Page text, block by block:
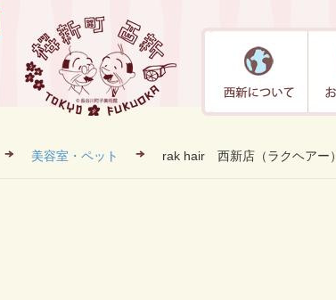
美容室・ペット rak hair 西新店（ラクヘアー）